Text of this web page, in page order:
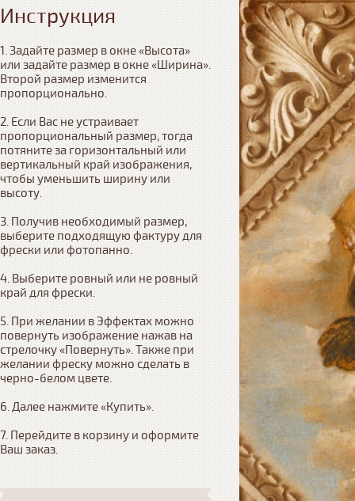
Инструкция
1. Задайте размер в окне «Высота»
или задайте размер в окне «Ширина».
Второй размер изменится
пропорционально.
2. Если Вас не устраивает
пропорциональный размер, тогда
потяните за горизонтальный или
вертикальный край изображения,
чтобы уменьшить ширину или
высоту.
3. Получив необходимый размер,
выберите подходящую фактуру для
фрески или фотопанно.
4. Выберите ровный или не ровный
край для фрески.
5. При желании в Эффектах можно
повернуть изображение нажав на
стрелочку «Повернуть». Также при
желании фреску можно сделать в
черно-белом цвете.
6. Далее нажмите «Купить».
7. Перейдите в корзину и оформите
Ваш заказ.